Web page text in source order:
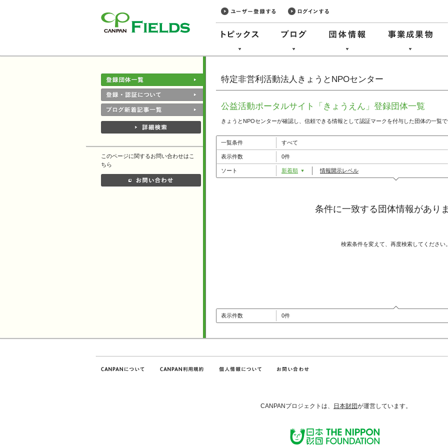
特定非営利活動法人きょうとNPOセンター
このページに関するお問い合わせはこ
ちら
公益活動ポータルサイト「きょうえん」登録団体一覧
きょうとNPOセンターが確認し、信頼できる情報として認証マークを付与した団体の一覧
一覧条件 すべて
表示件数 0件
ソート 新着順 情報開示レベル
条件に一致する団体情報があり
検索条件を変えて、再度検索してください
表示件数 0件
CANPANプロジェクトは、 日本財団が運営しています。